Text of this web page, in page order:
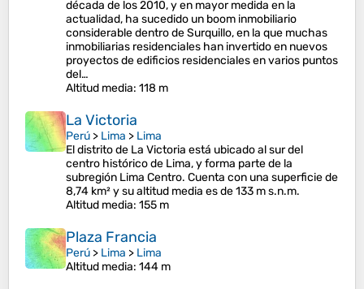
década de los 2010, y en mayor medida en la
actualidad, ha sucedido un boom inmobiliario
considerable dentro de Surquillo, en la que muchas
inmobiliarias residenciales han invertido en nuevos
proyectos de edificios residenciales en varios puntos
del…
Altitud media: 118 m
La Victoria
Perú > Lima > Lima
El distrito de La Victoria está ubicado al sur del
centro histórico de Lima, y forma parte de la
subregión Lima Centro. Cuenta con una superficie de
8,74 km² y su altitud media es de 133 m s.n.m.
Altitud media: 155 m
Plaza Francia
Perú > Lima > Lima
Altitud media: 144 m